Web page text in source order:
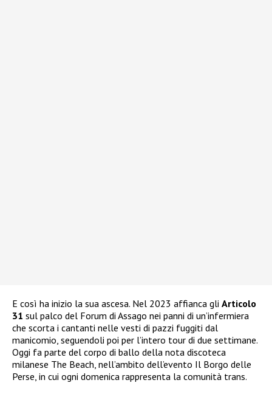
E così ha inizio la sua ascesa. Nel 2023 affianca gli Articolo
31 sul palco del Forum di Assago nei panni di un’infermiera
che scorta i cantanti nelle vesti di pazzi fuggiti dal
manicomio, seguendoli poi per l’intero tour di due settimane.
Oggi fa parte del corpo di ballo della nota discoteca
milanese The Beach, nell’ambito dell’evento Il Borgo delle
Perse, in cui ogni domenica rappresenta la comunità trans.